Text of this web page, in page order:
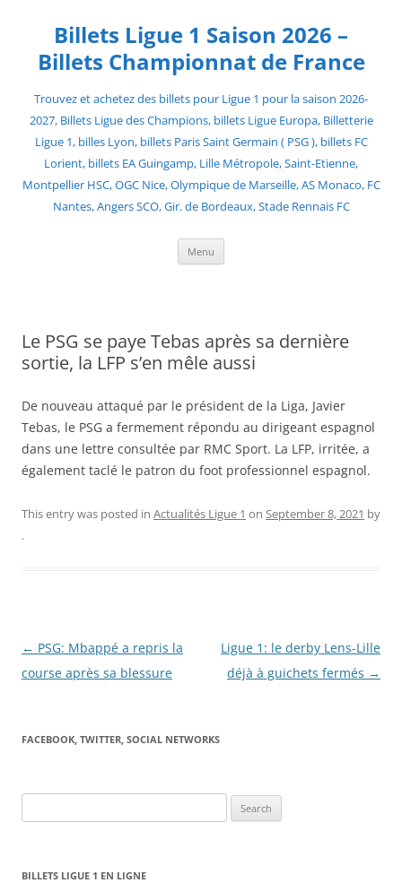
contentBillets Ligue 1 Saison 2026 –
Billets Championnat de France
Trouvez et achetez des billets pour Ligue 1 pour la saison 2026-
2027, Billets Ligue des Champions, billets Ligue Europa, Billetterie
Ligue 1, billes Lyon, billets Paris Saint Germain ( PSG ), billets FC
Lorient, billets EA Guingamp, Lille Métropole, Saint-Etienne,
Montpellier HSC, OGC Nice, Olympique de Marseille, AS Monaco, FC
Nantes, Angers SCO, Gir. de Bordeaux, Stade Rennais FC
Menu
Le PSG se paye Tebas après sa dernière
sortie, la LFP s’en mêle aussi
De nouveau attaqué par le président de la Liga, Javier
Tebas, le PSG a fermement répondu au dirigeant espagnol
dans une lettre consultée par RMC Sport. La LFP, irritée, a
également taclé le patron du foot professionnel espagnol.
This entry was posted in Actualités Ligue 1 on September 8, 2021 by
.
Post
navigation
← PSG: Mbappé a repris la
course après sa blessure
Ligue 1: le derby Lens-Lille
déjà à guichets fermés →
FACEBOOK, TWITTER, SOCIAL NETWORKS
for:
BILLETS LIGUE 1 EN LIGNE